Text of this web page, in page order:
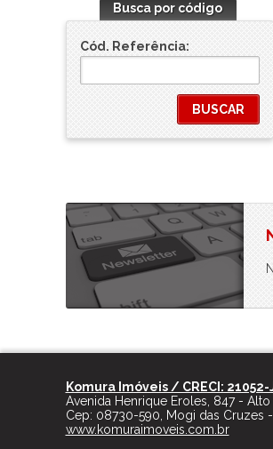
Busca por código
Cód. Referência:
Komura Imóveis / CRECI: 21052-
Avenida Henrique Eroles, 847 - Alto
Cep: 08730-590 Mogi das Cruzes -
www.komuraimoveis.com.br